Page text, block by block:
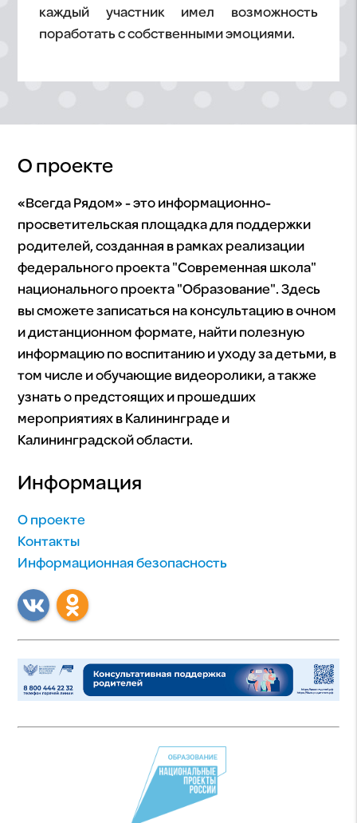
каждый участник имел возможность
поработать с собственными эмоциями.
О проекте
«Всегда Рядом» - это информационно-
просветительская площадка для поддержки
родителей, созданная в рамках реализации
федерального проекта "Современная школа"
национального проекта "Образование". Здесь
вы сможете записаться на консультацию в очном
и дистанционном формате, найти полезную
информацию по воспитанию и уходу за детьми, в
том числе и обучающие видеоролики, а также
узнать о предстоящих и прошедших
мероприятиях в Калининграде и
Калининградской области.
Информация
О проекте
Контакты
Информационная безопасность